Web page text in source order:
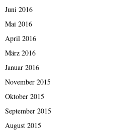
Juni 2016
Mai 2016
April 2016
März 2016
Januar 2016
November 2015
Oktober 2015
September 2015
August 2015